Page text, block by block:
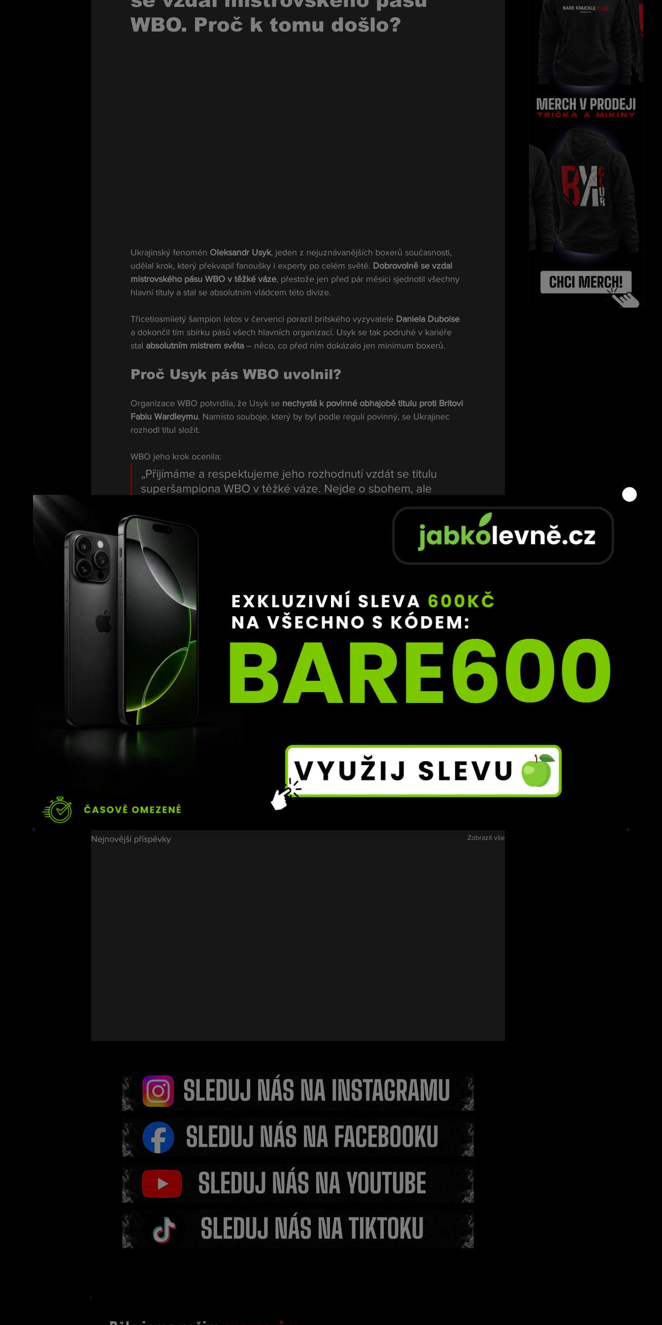
WBO. Proč k tomu došlo?
Ukrajinský fenomén Oleksandr Usyk, jeden z nejuznávanějších boxerů současnosti,
udělal krok, který překvapil fanoušky i experty po celém světě. Dobrovolně se vzdal
mistrovského pásu WBO v těžké váze, přestože jen před pár měsíci sjednotil všechny
hlavní tituly a stal se absolutním vládcem této divize.
Třicetiosmiletý šampion letos v červenci porazil britského vyzyvatele Daniela Duboise
a dokončil tím sbírku pásů všech hlavních organizací. Usyk se tak podruhé v kariéře
stal absolutním mistrem světa – něco, co před ním dokázalo jen minimum boxerů.
Proč Usyk pás WBO uvolnil?
Organizace WBO potvrdila, že Usyk se nechystá k povinné obhajobě titulu proti Britovi
Fabiu Wardleymu. Namísto souboje, který by byl podle regulí povinný, se Ukrajinec
rozhodl titul složit.
WBO jeho krok ocenila:
„Přijímáme a respektujeme jeho rozhodnutí vzdát se titulu
superšampiona WBO v těžké váze. Nejde o sbohem, ale
otevřené.“
Tímto krokem Usyk , ale stále zůstává držitelem titulů
WBC,
WBA, IBF a také IBO
Wardley na cestě k titulu
Očekává se, že WBO nyní posune do pozice šampiona právě Fabia Wardleyho. Pro
Brita by to byl největší milník kariéry, zatímco Usyk se může plně soustředit na jiné
cíle – mezi nimiž je stále žhavá možnost další velké bitvy.
Dominance od roku 2021
Usyk držel titul WBO od roku 2021, kdy porazil Anthonyho Joshuu
. Během své vlády
jej čtyřikrát úspěšně obhájil.Loni pak dokonal historický moment sjednocení všech
pásů po vítězství nad
plánované odvetě, a zdá se, že podobná situace nastává i nyní.
Nejnovější příspěvky Zobrazit vše
„OKTAGONu se daří jinde, my jsme
silnější tady!“ Marhanský otevřeně
porovnal RFA s konkurencí
Tohle Čepo nezažil za 60 zápasů.
Urbina ho rozhodil ještě před
nástupem